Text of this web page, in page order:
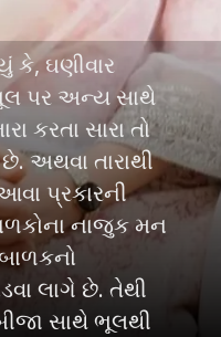
કે, ઘણીવાર
ભૂલ પર અન્ય સાથે
કરતા સારા તો
અથવા તારાથી
પ્રકારની
નાજુક મન
લાગે છે. તેથી
સાથે ભૂલથી